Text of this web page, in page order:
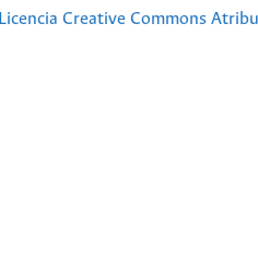
Licencia Creative Commons